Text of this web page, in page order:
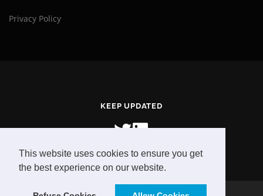
This website uses cookies to ensure you get
the best experience on our website.
Privacy Policy
KEEP UPDATED